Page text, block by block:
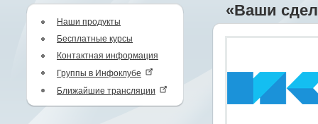
Наши продукты
Бесплатные курсы
Контактная информация
Группы в Инфоклубе
Ближайшие трансляции
«Ваши